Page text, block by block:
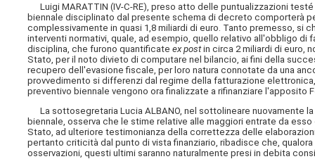
Luigi MARATTIN (IV-C-RE), preso atto delle puntualizzazioni
biennale disciplinato dal presente schema di decreto comporterà
complessivamente in quasi 1,8 miliardi di euro. Tanto premesso,
interventi normativi, quale, ad esempio, quello relativo all'obbligo di
disciplina, che furono quantificateex postin circa 2 miliardi di euro,
Stato, per il noto divieto di computare nel bilancio, ai fini della
recupero dell'evasione fiscale, per loro natura connotate da una
provvedimento si differenzi dal regime della fatturazione
preventivo biennale vengono ora finalizzate a rifinanziare l'apposito
La sottosegretaria Lucia ALBANO, nel sottolineare nuovamente
biennale, osserva che le stime relative alle maggiori entrate da
Stato, ad ulteriore testimonianza della correttezza delle
pertanto criticità dal punto di vista finanziario, ribadisce che,
osservazioni, questi ultimi saranno naturalmente presi in debita